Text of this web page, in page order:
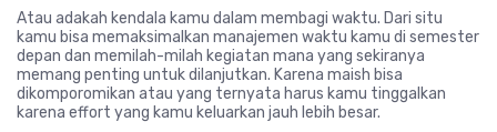
Atau adakah kendala kamu dalam membagi waktu. Dari situ
kamu bisa memaksimalkan manajemen waktu kamu di semester
depan dan memilah-milah kegiatan mana yang sekiranya
memang penting untuk dilanjutkan. Karena maish bisa
dikomporomikan atau yang ternyata harus kamu tinggalkan
karena effort yang kamu keluarkan jauh lebih besar.